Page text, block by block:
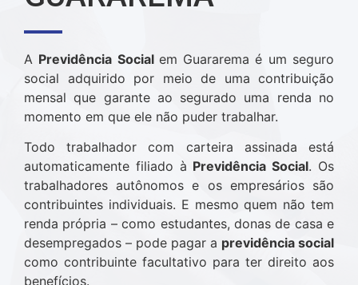
A Previdência Social em Guararema é um seguro
social adquirido por meio de uma contribuição
mensal que garante ao segurado uma renda no
momento em que ele não puder trabalhar.
Todo trabalhador com carteira assinada está
automaticamente filiado à Previdência Social. Os
trabalhadores autônomos e os empresários são
contribuintes individuais. E mesmo quem não tem
renda própria – como estudantes, donas de casa e
desempregados – pode pagar a previdência social
como contribuinte facultativo para ter direito aos
benefícios.